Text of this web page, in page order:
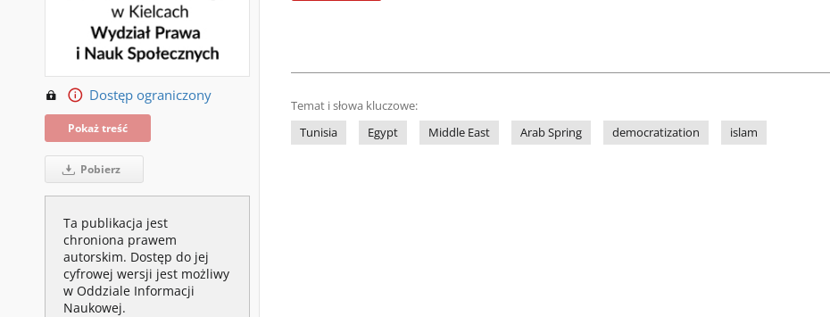
Dostęp ograniczony
Pokaż treść
Pobierz
Ta publikacja jest
chroniona prawem
autorskim. Dostęp do jej
cyfrowej wersji jest możliwy
w Oddziale Informacji
Naukowej.
Temat i słowa kluczowe:
Tunisia
Egypt Middle East Arab Spring democratization islam